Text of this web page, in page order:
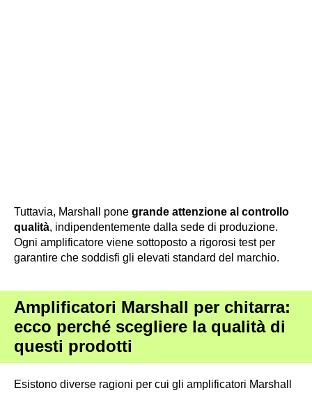
Tuttavia, Marshall pone grande attenzione al controllo
qualità, indipendentemente dalla sede di produzione.
Ogni amplificatore viene sottoposto a rigorosi test per
garantire che soddisfi gli elevati standard del marchio.
Amplificatori Marshall per chitarra:
ecco perché scegliere la qualità di
questi prodotti
Esistono diverse ragioni per cui gli amplificatori Marshall